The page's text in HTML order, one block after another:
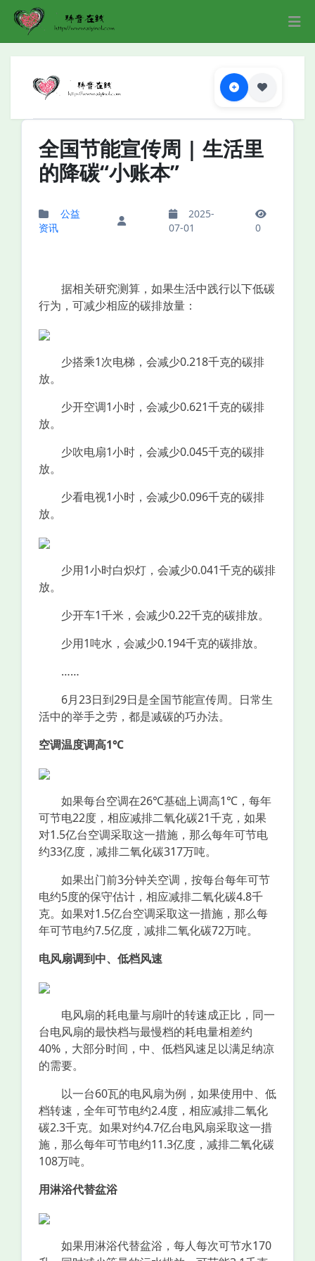
全国节能宣传周 | 生活里
的降碳“小账本”
公益
资讯
2025-
07-01
0
据相关研究测算，如果生活中践行以下低碳
行为，可减少相应的碳排放量：
少搭乘1次电梯，会减少0.218千克的碳排
放。
少开空调1小时，会减少0.621千克的碳排
放。
少吹电扇1小时，会减少0.045千克的碳排
放。
少看电视1小时，会减少0.096千克的碳排
放。
少用1小时白炽灯，会减少0.041千克的碳排
放。
少开车1千米，会减少0.22千克的碳排放。
少用1吨水，会减少0.194千克的碳排放。
……
6月23日到29日是全国节能宣传周。日常生
活中的举手之劳，都是减碳的巧办法。
空调温度调高1℃
如果每台空调在26℃基础上调高1℃，每年
可节电22度，相应减排二氧化碳21千克，如果
对1.5亿台空调采取这一措施，那么每年可节电
约33亿度，减排二氧化碳317万吨。
如果出门前3分钟关空调，按每台每年可节
电约5度的保守估计，相应减排二氧化碳4.8千
克。如果对1.5亿台空调采取这一措施，那么每
年可节电约7.5亿度，减排二氧化碳72万吨。
电风扇调到中、低档风速
电风扇的耗电量与扇叶的转速成正比，同一
台电风扇的最快档与最慢档的耗电量相差约
40%，大部分时间，中、低档风速足以满足纳凉
的需要。
以一台60瓦的电风扇为例，如果使用中、低
档转速，全年可节电约2.4度，相应减排二氧化
碳2.3千克。如果对约4.7亿台电风扇采取这一措
施，那么每年可节电约11.3亿度，减排二氧化碳
108万吨。
用淋浴代替盆浴
如果用淋浴代替盆浴，每人每次可节水170